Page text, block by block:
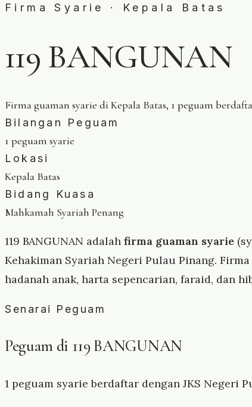
Firma Syarie · Kepala Batas
119 BANGUNAN
Firma guaman syarie di Kepala Batas, 1 peguam
Bilangan Peguam
1 peguam syarie
Lokasi
Kepala Batas
Bidang Kuasa
Mahkamah Syariah Penang
119 BANGUNAN adalah firma guaman syarie
Kehakiman Syariah Negeri Pulau Pinang.
hadanah anak, harta sepencarian, faraid, dan
Senarai Peguam
Peguam di 119 BANGUNAN
1 peguam syarie berdaftar dengan JKS Negeri